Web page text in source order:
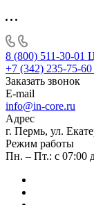
8 (800) 511-30-01
+7 (342) 235-75-60
Заказать звонок
E-mail
info@in-core.ru
Адрес
г. Пермь, ул.
Режим работы
Пн. – Пт.: с 07:00